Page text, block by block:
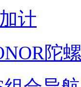
计
陀